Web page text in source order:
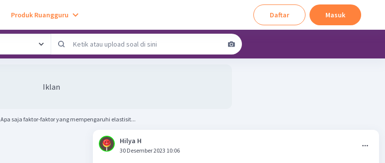
Produk Ruangguru Daftar Masuk
Iklan
Apa saja faktor-faktor yang mempengaruhi elastisit...
Hilya H
30 Desember 2023 10:06